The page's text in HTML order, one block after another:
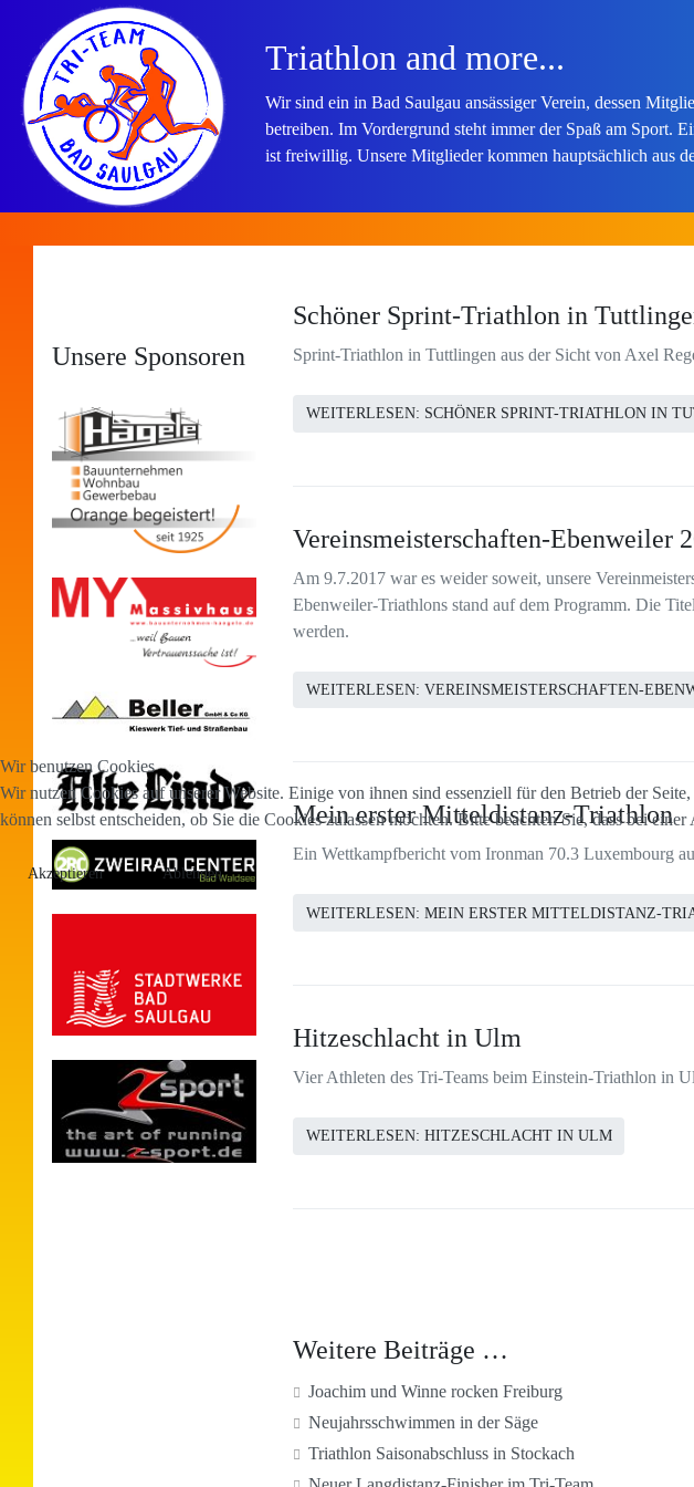
Triathlon and more...
Wir sind ein in Bad Saulgau ansässiger Verein, dessen
betreiben. Im Vordergrund steht immer der Spaß am Sport.
ist freiwillig. Unsere Mitglieder kommen hauptsächlich aus
Schöner Sprint-Triathlon in
Sprint-Triathlon in Tuttlingen aus der Sicht von Axel
WEITERLESEN: SCHÖNER SPRINT-TRIATHLON IN
Vereinsmeisterschaften-Ebenweiler
Am 9.7.2017 war es weider soweit, unsere
Ebenweiler-Triathlons stand auf dem Programm. Die
werden.
WEITERLESEN: VEREINSMEISTERSCHAFTEN-
Mein erster Mitteldistanz-Triathlon
Ein Wettkampfbericht vom Ironman 70.3 Luxembourg
WEITERLESEN: MEIN ERSTER MITTELDISTANZ-
Hitzeschlacht in Ulm
Vier Athleten des Tri-Teams beim Einstein-Triathlon in
WEITERLESEN: HITZESCHLACHT IN ULM
Weitere Beiträge …
Joachim und Winne rocken Freiburg
Neujahrsschwimmen in der Säge
Triathlon Saisonabschluss in Stockach
Unsere Sponsoren
Wir benutzen Cookies
Wir nutzen Cookies auf unserer Website. Einige von ihnen sind essenziell für den Betrieb der
können selbst entscheiden, ob Sie die Cookies zulassen möchten. Bitte beachten Sie, dass bei
Akzeptieren Ablehnen